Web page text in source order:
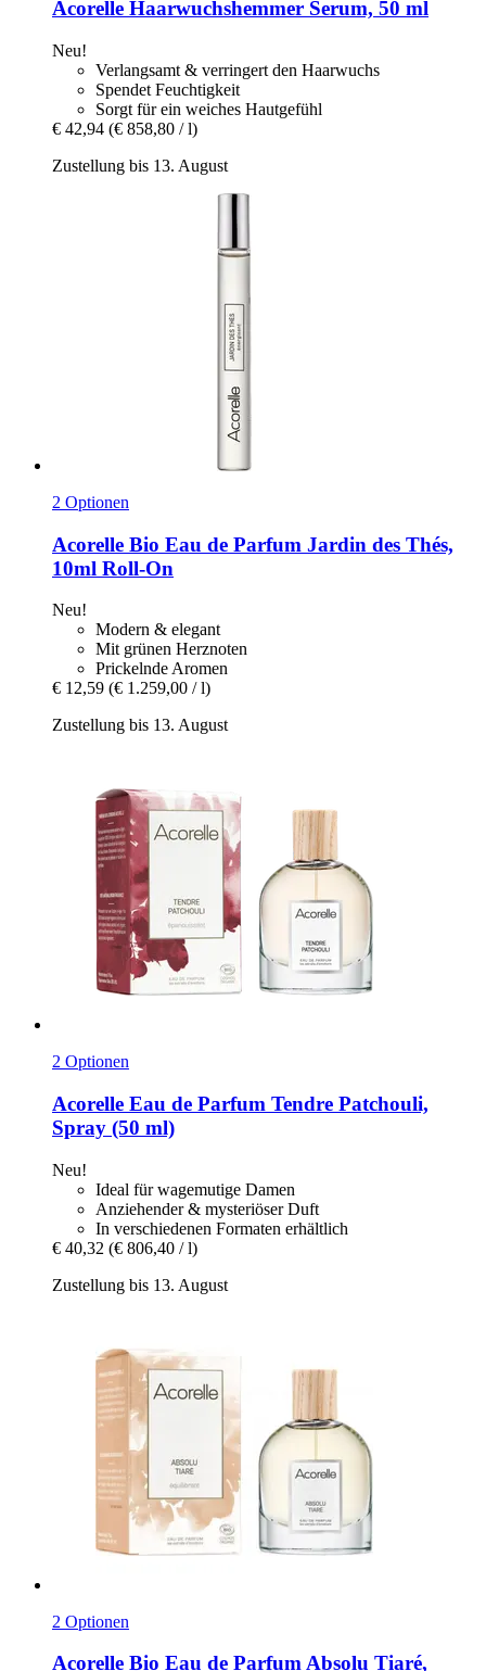
Acorelle Haarwuchshemmer Serum, 50 ml
Neu!
Verlangsamt & verringert den Haarwuchs
Spendet Feuchtigkeit
Sorgt für ein weiches Hautgefühl
€ 42,94 (€ 858,80 / l)
Zustellung bis 13. August
2 Optionen
Acorelle Bio Eau de Parfum Jardin des Thés,
10ml Roll-​On
Neu!
Modern & elegant
Mit grünen Herznoten
Prickelnde Aromen
€ 12,59 (€ 1.259,00 / l)
Zustellung bis 13. August
2 Optionen
Acorelle Eau de Parfum Tendre Patchouli,
Spray (50 ml)
Neu!
Ideal für wagemutige Damen
Anziehender & mysteriöser Duft
In verschiedenen Formaten erhältlich
€ 40,32 (€ 806,40 / l)
Zustellung bis 13. August
2 Optionen
Acorelle Bio Eau de Parfum Absolu Tiaré,